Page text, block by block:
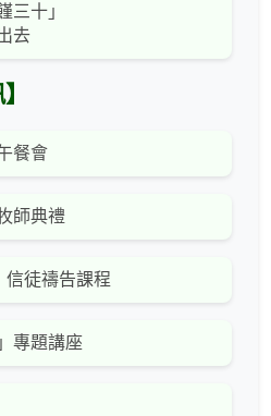
三十」
去
餐會
師典禮
信徒禱告課程
專題講座